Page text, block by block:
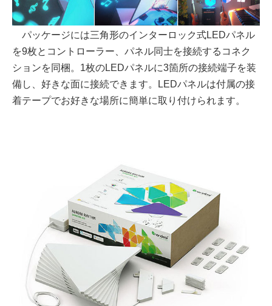
パッケージには三角形のインターロック式LEDパネル
を9枚とコントローラー、パネル同士を接続するコネク
ションを同梱。1枚のLEDパネルに3箇所の接続端子を装
備し、好きな面に接続できます。LEDパネルは付属の接
着テープでお好きな場所に簡単に取り付けられます。